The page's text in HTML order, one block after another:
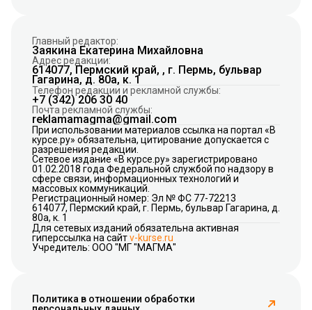
Главный редактор:
Заякина Екатерина Михайловна
Адрес редакции:
614077, Пермский край, , г. Пермь, бульвар
Гагарина, д. 80а, к. 1
Телефон редакции и рекламной службы:
+7 (342) 206 30 40
Почта рекламной службы:
reklamamagma@gmail.com
При использовании материалов ссылка на портал «В
курсе.ру» обязательна, цитирование допускается с
разрешения редакции.
Сетевое издание «В курсе.ру» зарегистрировано
01.02.2018 года Федеральной службой по надзору в
сфере связи, информационных технологий и
массовых коммуникаций.
Регистрационный номер: Эл № ФС 77-72213
614077, Пермский край, г. Пермь, бульвар Гагарина, д.
80а, к. 1
Для сетевых изданий обязательна активная
гиперссылка на сайтv-kurse.ru
Учредитель: ООО "МГ "МАГМА"
Политика в отношении обработки